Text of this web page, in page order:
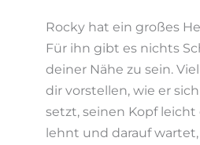
Rocky hat ein großes
Für ihn gibt es nichts
deiner Nähe zu sein.
dir vorstellen, wie er
setzt, seinen Kopf
lehnt und darauf wartet,